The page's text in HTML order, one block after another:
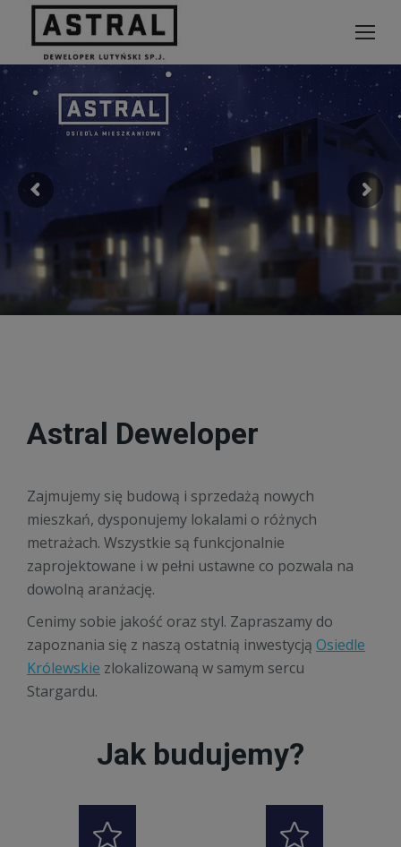
Astral Deweloper
Zajmujemy się budową i sprzedażą nowych
mieszkań, dysponujemy lokalami o różnych
metrażach. Wszystkie są funkcjonalnie
zaprojektowane i w pełni ustawne co pozwala na
dowolną aranżację.
Cenimy sobie jakość oraz styl. Zapraszamy do
zapoznania się z naszą ostatnią inwestycją Osiedle
Królewskie zlokalizowaną w samym sercu
Stargardu.
Jak budujemy?